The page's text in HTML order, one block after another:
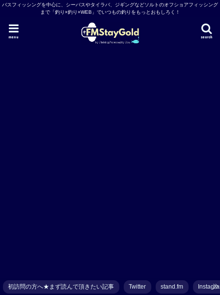
バスフィッシングを中心に、シーバスやタイラバ、ジギングなどソルトのオフショアフィッシング
まで「釣り×釣り×WEB」でいつもの釣りをもっとおもしろく！
search
menu
初訪問の方へ★まず読んで頂きたい記事 Twitter stand.fm